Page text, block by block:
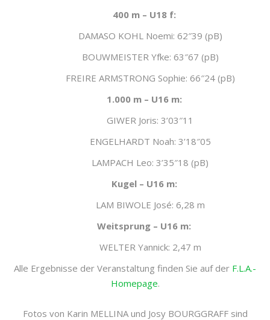
400 m – U18 f:
DAMASO KOHL Noemi: 62″39 (pB)
BOUWMEISTER Yfke: 63″67 (pB)
FREIRE ARMSTRONG Sophie: 66″24 (pB)
1.000 m – U16 m:
GIWER Joris: 3’03″11
ENGELHARDT Noah: 3’18″05
LAMPACH Leo: 3’35″18 (pB)
Kugel – U16 m:
LAM BIWOLE José: 6,28 m
Weitsprung – U16 m:
WELTER Yannick: 2,47 m
Alle Ergebnisse der Veranstaltung finden Sie auf der F.L.A.-
Homepage.
Fotos von Karin MELLINA und Josy BOURGGRAFF sind